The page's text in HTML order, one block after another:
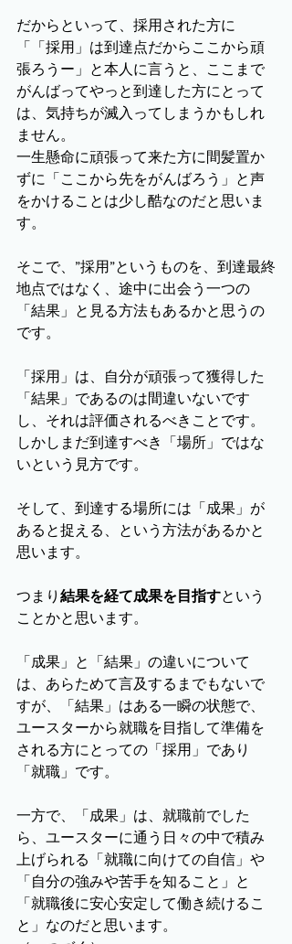
だからといって、採用された方に
「「採用」は到達点だからここから頑
張ろうー」と本人に言うと、ここまで
がんばってやっと到達した方にとって
は、気持ちが滅入ってしまうかもしれ
ません。
一生懸命に頑張って来た方に間髪置か
ずに「ここから先をがんばろう」と声
をかけることは少し酷なのだと思いま
す。
そこで、”採用”というものを、到達最終
地点ではなく、途中に出会う一つの
「結果」と見る方法もあるかと思うの
です。
「採用」は、自分が頑張って獲得した
「結果」であるのは間違いないです
し、それは評価されるべきことです。
しかしまだ到達すべき「場所」ではな
いという見方です。
そして、到達する場所には「成果」が
あると捉える、という方法があるかと
思います。
つまり 結果を経て成果を目指すという
ことかと思います。
「成果」と「結果」の違いについて
は、あらためて言及するまでもないで
すが、「結果」はある一瞬の状態で、
ユースターから就職を目指して準備を
される方にとっての「採用」であり
「就職」です。
一方で、「成果」は、就職前でした
ら、ユースターに通う日々の中で積み
上げられる「就職に向けての自信」や
「自分の強みや苦手を知ること」と
「就職後に安心安定して働き続けるこ
と」なのだと思います。